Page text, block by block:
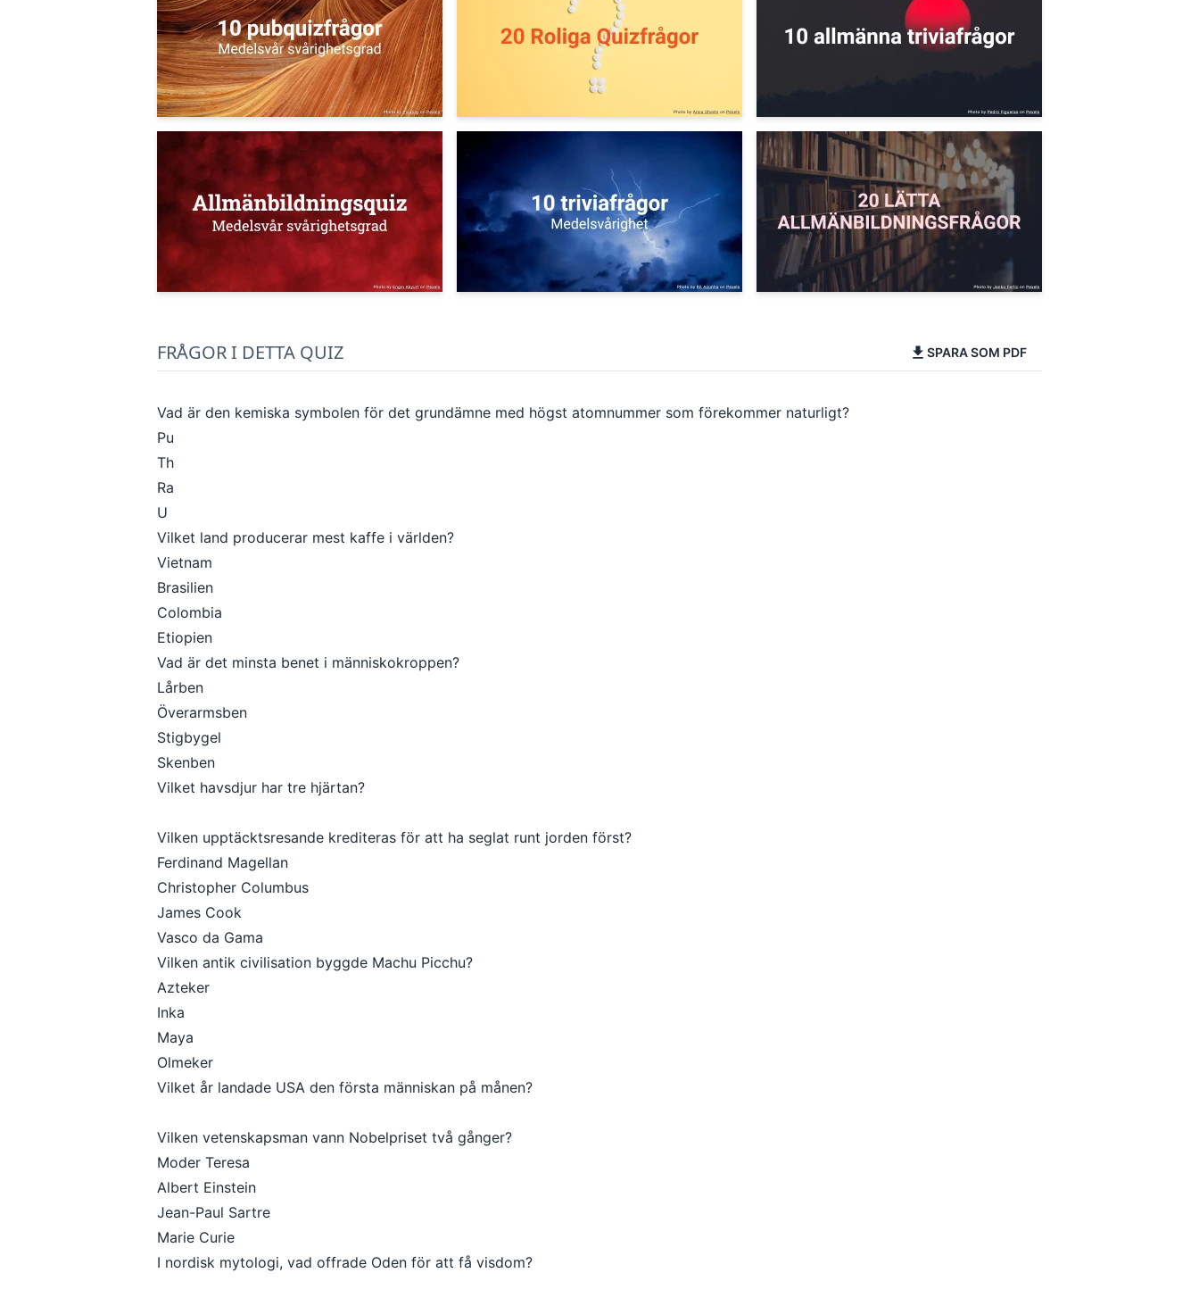
FRÅGOR I DETTA QUIZ SPARA SOM PDF
Vad är den kemiska symbolen för det grundämne med högst atomnummer som förekommer naturligt?
Pu
Th
Ra
U
Vilket land producerar mest kaffe i världen?
Vietnam
Brasilien
Colombia
Etiopien
Vad är det minsta benet i människokroppen?
Lårben
Överarmsben
Stigbygel
Skenben
Vilket havsdjur har tre hjärtan?
Vilken upptäcktsresande krediteras för att ha seglat runt jorden först?
Ferdinand Magellan
Christopher Columbus
James Cook
Vasco da Gama
Vilken antik civilisation byggde Machu Picchu?
Azteker
Inka
Maya
Olmeker
Vilket år landade USA den första människan på månen?
Vilken vetenskapsman vann Nobelpriset två gånger?
Moder Teresa
Albert Einstein
Jean-Paul Sartre
Marie Curie
I nordisk mytologi, vad offrade Oden för att få visdom?